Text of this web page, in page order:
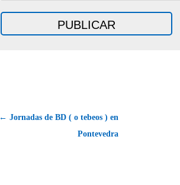
← Jornadas de BD ( o tebeos ) en
Pontevedra